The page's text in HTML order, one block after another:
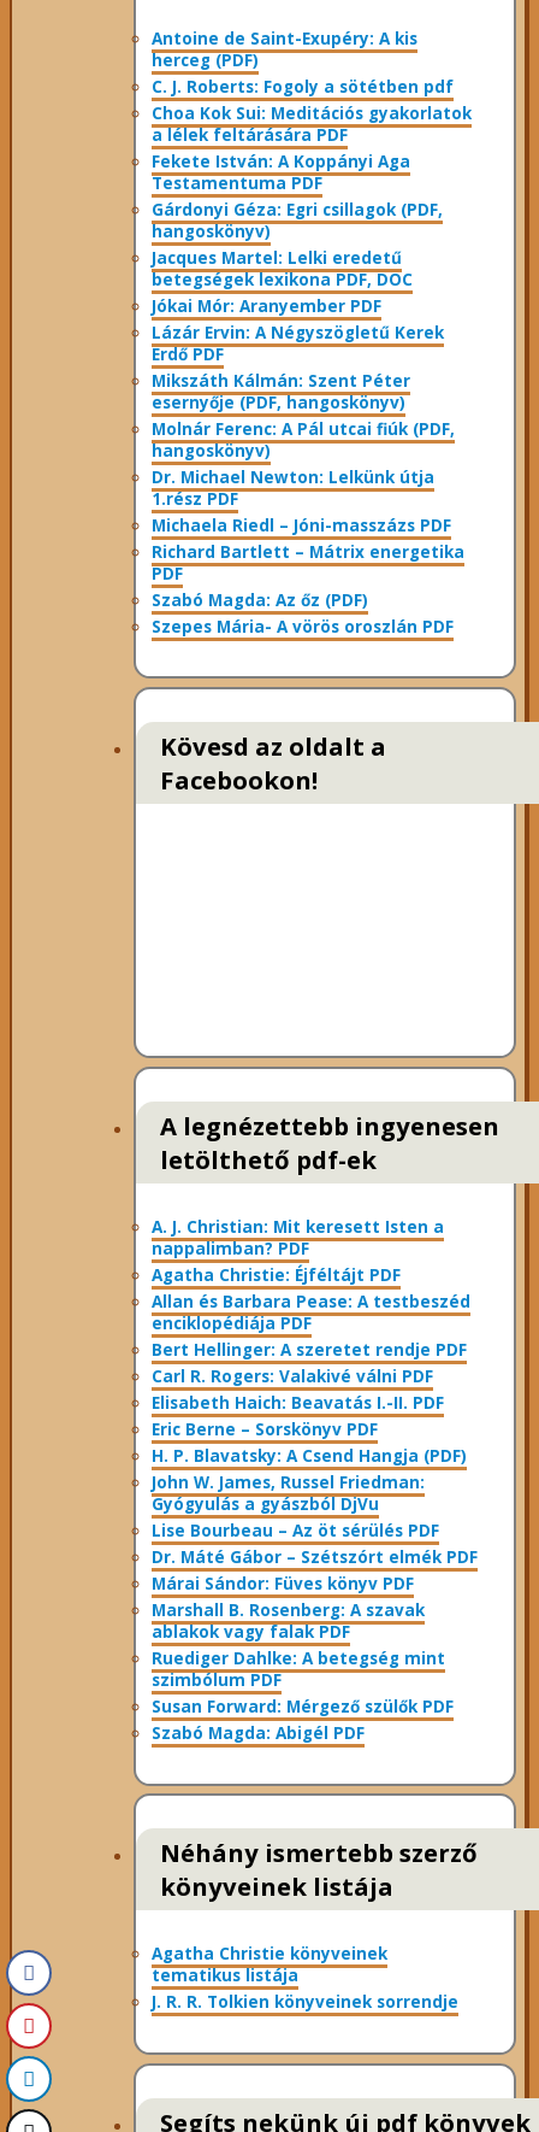
Antoine de Saint-Exupéry: A kis
herceg (PDF)
C. J. Roberts: Fogoly a sötétben pdf
Choa Kok Sui: Meditációs gyakorlatok
a lélek feltárására PDF
Fekete István: A Koppányi Aga
Testamentuma PDF
Gárdonyi Géza: Egri csillagok (PDF,
hangoskönyv)
Jacques Martel: Lelki eredetű
betegségek lexikona PDF, DOC
Jókai Mór: Aranyember PDF
Lázár Ervin: A Négyszögletű Kerek
Erdő PDF
Mikszáth Kálmán: Szent Péter
esernyője (PDF, hangoskönyv)
Molnár Ferenc: A Pál utcai fiúk (PDF,
hangoskönyv)
Dr. Michael Newton: Lelkünk útja
1.rész PDF
Michaela Riedl – Jóni-masszázs PDF
Richard Bartlett – Mátrix energetika
PDF
Szabó Magda: Az őz (PDF)
Szepes Mária- A vörös oroszlán PDF
Kövesd az oldalt a
Facebookon!
A legnézettebb ingyenesen
letölthető pdf-ek
A. J. Christian: Mit keresett Isten a
nappalimban? PDF
Agatha Christie: Éjféltájt PDF
Allan és Barbara Pease: A testbeszéd
enciklopédiája PDF
Bert Hellinger: A ​szeretet rendje PDF
Carl R. Rogers: Valakivé válni PDF
Elisabeth Haich: Beavatás I.-II. PDF
Eric Berne – Sorskönyv PDF
H. P. Blavatsky: A Csend Hangja (PDF)
John W. James, Russel Friedman:
Gyógyulás a gyászból DjVu
Lise Bourbeau – Az öt sérülés PDF
Dr. Máté Gábor – Szétszórt elmék PDF
Márai Sándor: Füves könyv PDF
Marshall B. Rosenberg: A szavak
ablakok vagy falak PDF
Ruediger Dahlke: A betegség mint
szimbólum PDF
Susan Forward: Mérgező szülők PDF
Szabó Magda: Abigél PDF
Néhány ismertebb szerző
könyveinek listája
Agatha Christie könyveinek
tematikus listája
J. R. R. Tolkien könyveinek sorrendje
Segíts nekünk új pdf könyvek